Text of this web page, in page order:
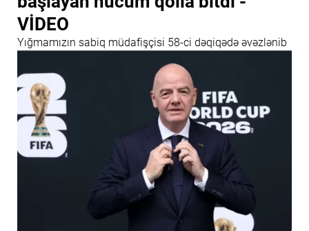
VİDEO
Yığmamızın sabiq müdafişçisi 58-ci dəqiqədə əvəzlənib